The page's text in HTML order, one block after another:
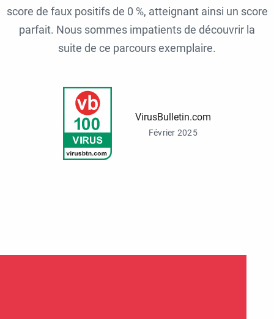
score de faux positifs de 0 %, atteignant ainsi un score
parfait. Nous sommes impatients de découvrir la
suite de ce parcours exemplaire.
VirusBulletin.com
Février 2025